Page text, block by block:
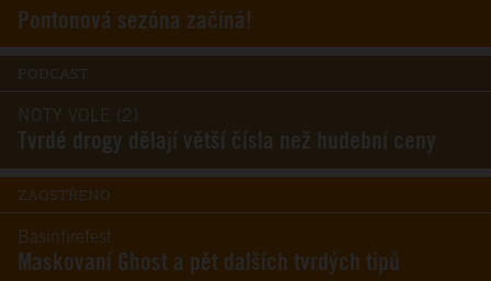
Pontonová sezóna začíná!
PODCAST
NOTY VOLE (2)
Tvrdé drogy dělají větší čísla než hudební ceny
ZAOSTŘENO
Basinfirefest
Maskovaní Ghost a pět dalších tvrdých tipů